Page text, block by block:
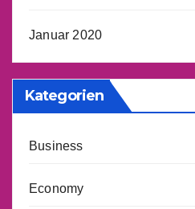
Januar 2020
Kategorien
Business
Economy